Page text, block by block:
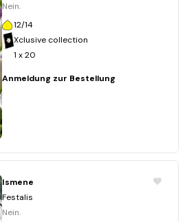
Nein.
12/14
Xclusive collection
1 x 20
Anmeldung zur Bestellung
Ismene
Festalis
Nein.